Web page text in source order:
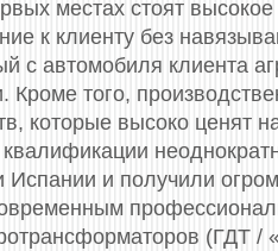
местах стоят
к клиенту без
с автомобиля клиента
Кроме того,
которые высоко ценят
Испании и получили
(ГДТ /